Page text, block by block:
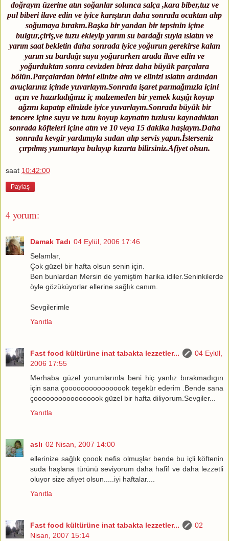
doğrayın üzerine atın soğanlar solunca salça ,kara biber,tuz ve
pul biberi ilave edin ve iyice karıştırın daha sonrada ocaktan alıp
soğumaya bırakın.Başka bir yandan bir tepsinin içine
bulgur,çiriş,ve tuzu ekleyip yarım su bardağı suyla ıslatın ve
yarım saat bekletin daha sonrada iyice yoğurun gerekirse kalan
yarım su bardağı suyu yoğururken arada ilave edin ve
yoğurduktan sonra cevizden biraz daha büyük parçalara
bölün.Parçalardan birini elinize alın ve elinizi ıslatın ardından
avuçlarınız içinde yuvarlayın.Sonrada işaret parmağınızla içini
açın ve hazırladığınız iç malzemeden bir yemek kaşığı koyup
ağzını kapatıp elinizde iyice yuvarlayın.Sonrada büyük bir
tencere içine suyu ve tuzu koyup kaynatın tuzlusu kaynadıktan
sonrada köfteleri içine atın ve 10 veya 15 dakika haşlayın.Daha
sonrada kevgir yardımıyla sudan alıp servis yapın.İsterseniz
çırpılmış yumurtaya bulayıp kızarta bilirsiniz.Afiyet olsun.
saat 10:42:00
Paylaş
4 yorum:
Damak Tadı 04 Eylül, 2006 17:46
Selamlar,
Çok güzel bir hafta olsun senin için.
Ben bunlardan Mersin de yemiştim harika idiler.Seninkilerde
öyle gözüküyorlar ellerine sağlık canım.
Sevgilerimle
Yanıtla
Fast food kültürüne inat tabakta lezzetler...
04 Eylül,
2006 17:55
Merhaba güzel yorumlarınla beni hiç yanlız bırakmadıgın
için sana çoooooooooooooook teşekür ederim .Bende sana
çooooooooooooooook güzel bir hafta diliyorum.Sevgiler...
Yanıtla
aslı 02 Nisan, 2007 14:00
ellerinize sağlık çoook nefis olmuşlar bende bu içli köftenin
suda haşlana türünü seviyorum daha hafif ve daha lezzetli
oluyor size afiyet olsun.....iyi haftalar....
Yanıtla
Fast food kültürüne inat tabakta lezzetler...
02
Nisan, 2007 15:14